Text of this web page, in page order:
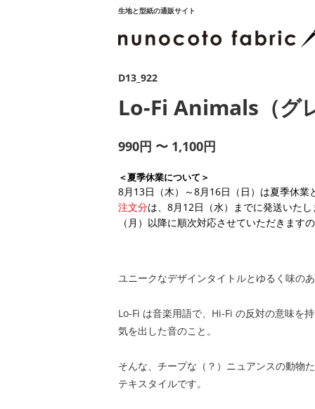
生地と型紙の通販サイト
D13_922
Lo-Fi Animals（グ
990円 〜 1,100円
＜夏季休業について＞
8月13日（木）～8月16日（日）は夏季休業
注文分は、8月12日（水）までに発送いた
（月）以降に順次対応させていただきます
ユニークなデザインタイトルとゆるく味の
Lo-Fi は音楽用語で、Hi-Fi の反対の意味を
気を出した音のこと。
そんな、チープな（？）ニュアンスの動物
テキスタイルです。